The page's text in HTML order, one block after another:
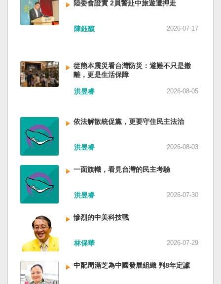
了，台灣早就是一個小而美的民主國家，不必在
國民養成過程的教育被教導成一個虛構的大國，
也不會有見證二二八事件的美國副領事葛超智
北相連，四面海域環抱，是島嶼國度不是大陸國
家。 一九四五年八一五，台灣人在祖國的迷惘與
迷障中做了錯誤的選擇，不只造成台灣集體命運
的坎坷挫折，也影響中國的國家分裂。民主化後
好好建構我們尚未正常化的國家。台灣是小而
美、豐裕而堅強，在太平洋西南海域，一個閃亮
的國家。 中國啊！請獨立於台灣之外吧！如果在
意收拾「中華民國」這個你們立鑄為繼承之國碑
史的了結，寫下句點。生活在台灣的人們應共同
起造一個對「中國」不構成侵權的新國家，開啟
歷史的新樂章。歷史不會重來，但提供教訓。
（作者是詩人）
陸委會證實 2員警赴中旅遊遭押走
陳鈺馥 2026-07-17
從熊本震災看台灣防災：避難不只是撤
離，更是生活保障
洪昱睿 2026-08-05
依法解散統促黨，更要守住民主法治
洪昱睿 2026-08-03
一面旗幟，看見台灣的民主考驗
洪昱睿 2026-07-30
慘烈的中美科技戰
林保華 2026-07-29
中配周滿芝為中國發展組織 判8年定讞